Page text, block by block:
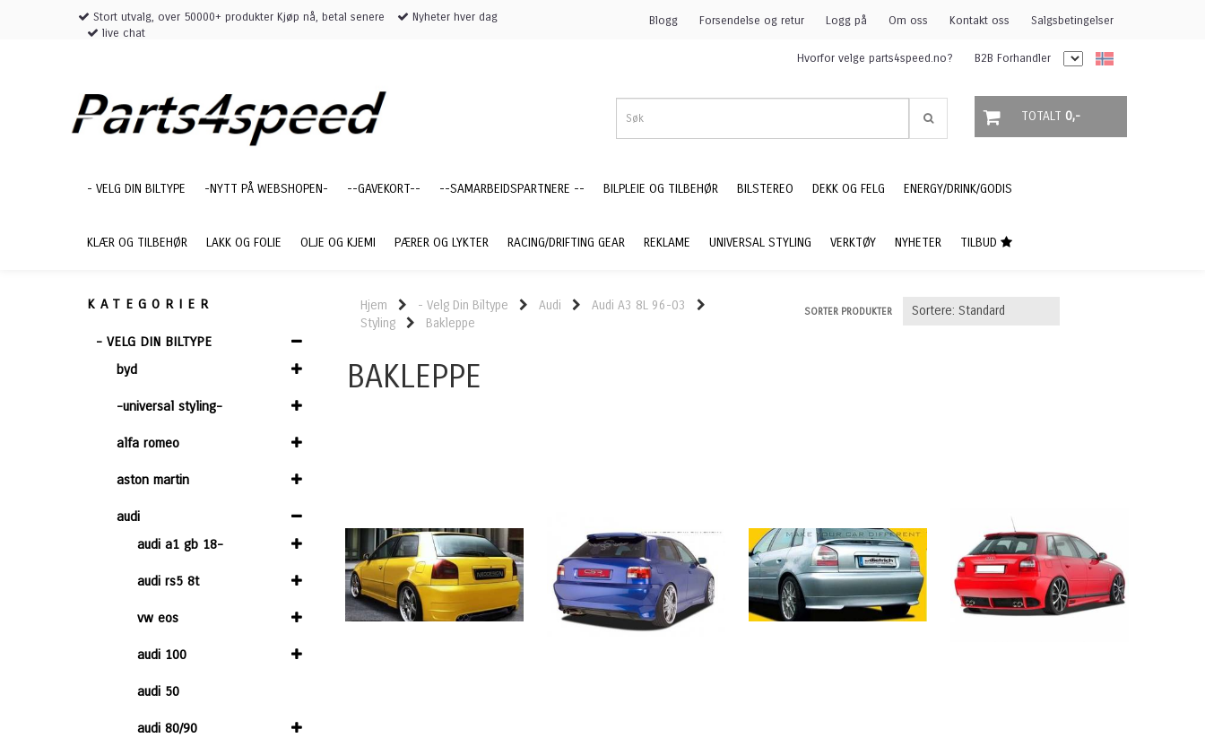
Stort utvalg, over 50000+ produkter Kjøp nå, betal senere
Nyheter hver dag
live chat
Blogg Forsendelse og retur Logg på Om oss Kontakt oss Salgsbetingelser
Hvorfor velge parts4speed.no? B2B Forhandler
TOTALT 0,-
- VELG DIN BILTYPE -NYTT PÅ WEBSHOPEN- --GAVEKORT-- --SAMARBEIDSPARTNERE -- BILPLEIE OG TILBEHØR BILSTEREO DEKK OG FELG ENERGY/DRINK/GODIS
KLÆR OG TILBEHØR LAKK OG FOLIE OLJE OG KJEMI PÆRER OG LYKTER RACING/DRIFTING GEAR REKLAME UNIVERSAL STYLING VERKTØY NYHETER TILBUD
KATEGORIER
- VELG DIN BILTYPE
byd
-universal styling-
alfa romeo
aston martin
audi
audi a1 gb 18-
audi rs5 8t
vw eos
audi 100
audi 50
audi 80/90
Hjem - Velg Din Biltype Audi
Audi A3 8L 96-03
Styling
Bakleppe
SORTER PRODUKTER
BAKLEPPE